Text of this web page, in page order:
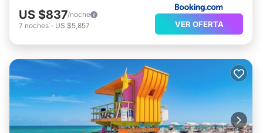
US $837/noche
7 noches - US $5,857 VER OFERTA